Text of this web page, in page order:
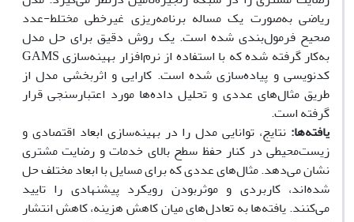
ریاضی به‌صورت یک مساله برنامه‌ریزی غیرخطی مختلط-عدد
صحیح فرمول‌بندی شده است. یک روش دقیق برای حل مدل
به‌کار گرفته شده که با استفاده از نرم‌افزار بهینه‌سازی GAMS
کدنویسی و پیاده‌سازی شده است. کارایی و اثربخشی مدل از
طریق مثال‌های عددی و تحلیل داده‌ها مورد اعتبارسنجی قرار
گرفته است.
یافته‌ها: نتایج، توانایی مدل را در بهینه‌سازی ابعاد اقتصادی و
زیست‌محیطی در کنار حفظ سطح بالای خدمات و رضایت مشتری
نشان می‌دهد. مثال‌های عددی که برای مسایل با ابعاد مختلف حل
شده‌اند، کاربردی و موثر‌بودن رویکرد پیشنهادی را تایید
می‌کنند. یافته‌ها به تعادل‌های میان کاهش هزینه، کاهش انتشار